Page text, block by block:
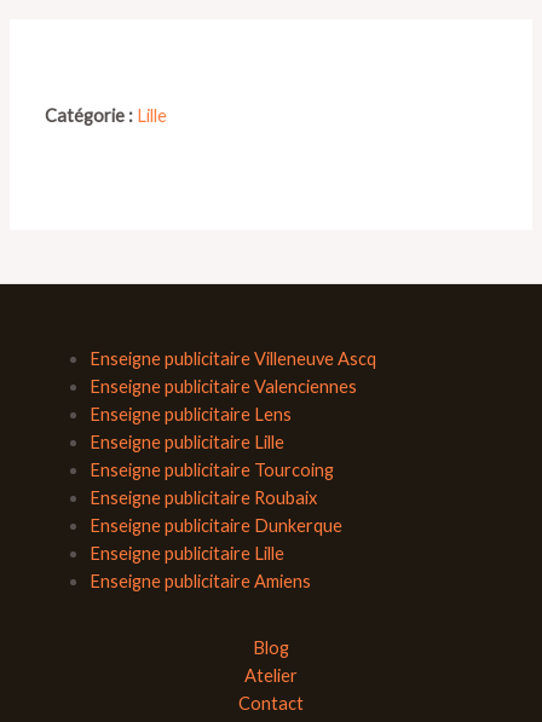
Catégorie : Lille
Enseigne publicitaire Villeneuve Ascq
Enseigne publicitaire Valenciennes
Enseigne publicitaire Lens
Enseigne publicitaire Lille
Enseigne publicitaire Tourcoing
Enseigne publicitaire Roubaix
Enseigne publicitaire Dunkerque
Enseigne publicitaire Lille
Enseigne publicitaire Amiens
Blog
Atelier
Contact